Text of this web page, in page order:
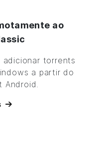
ao
torrents
a partir do
Android.